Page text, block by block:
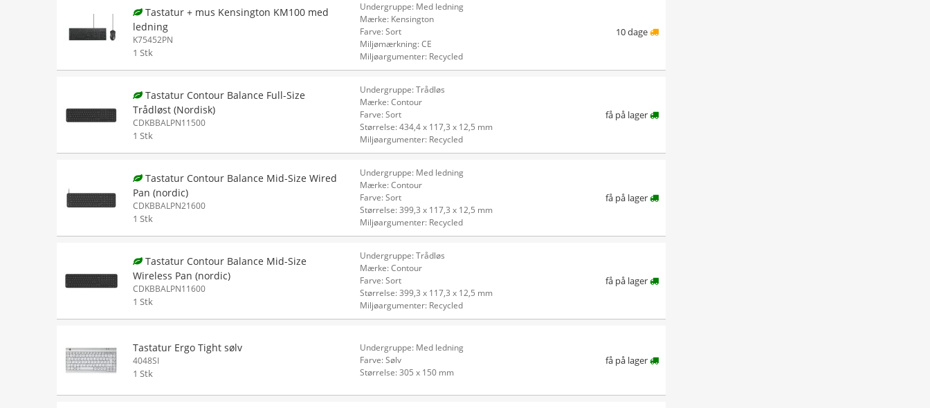
Tastatur + mus Kensington KM100 med
ledning
K75452PN
1 Stk
Undergruppe: Med ledning
Mærke: Kensington
Farve: Sort
Miljømærkning: CE
Miljøargumenter: Recycled
10 dage
Tastatur Contour Balance Full-Size
Trådløst (Nordisk)
CDKBBALPN11500
1 Stk
Undergruppe: Trådløs
Mærke: Contour
Farve: Sort
Størrelse: 434,4 x 117,3 x 12,5 mm
Miljøargumenter: Recycled
få på lager
Tastatur Contour Balance Mid-Size Wired
Pan (nordic)
CDKBBALPN21600
1 Stk
Undergruppe: Med ledning
Mærke: Contour
Farve: Sort
Størrelse: 399,3 x 117,3 x 12,5 mm
Miljøargumenter: Recycled
få på lager
Tastatur Contour Balance Mid-Size
Wireless Pan (nordic)
CDKBBALPN11600
1 Stk
Undergruppe: Trådløs
Mærke: Contour
Farve: Sort
Størrelse: 399,3 x 117,3 x 12,5 mm
Miljøargumenter: Recycled
få på lager
Tastatur Ergo Tight sølv
4048SI
1 Stk
Undergruppe: Med ledning
Farve: Sølv
Størrelse: 305 x 150 mm
få på lager